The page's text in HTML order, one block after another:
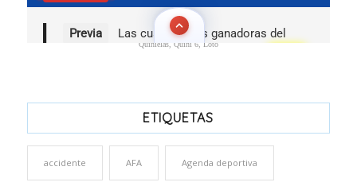
Quinielas, Quini 6, Loto
ETIQUETAS
accidente AFA Agenda deportiva